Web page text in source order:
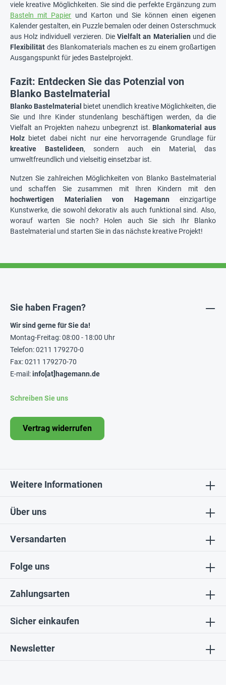
viele kreative Möglichkeiten. Sie sind die perfekte Ergänzung zum
Basteln mit Papier und Karton und Sie können einen eigenen
Kalender gestalten, ein Puzzle bemalen oder deinen Osterschmuck
aus Holz individuell verzieren. DieVielfalt an Materialien und die
Flexibilität des Blankomaterials machen es zu einem großartigen
Ausgangspunkt für jedes Bastelprojekt.
Fazit: Entdecken Sie das Potenzial von
Blanko Bastelmaterial
Blanko Bastelmaterial
bietet unendlich kreative Möglichkeiten, die
Sie und Ihre Kinder stundenlang beschäftigen werden, da die
Vielfalt an Projekten nahezu unbegrenzt ist. Blankomaterial aus
Holz bietet dabei nicht nur eine hervorragende Grundlage für
kreative Bastelideen, sondern auch ein Material, das
umweltfreundlich und vielseitig einsetzbar ist.
Nutzen Sie zahlreichen Möglichkeiten von Blanko Bastelmaterial
und schaffen Sie zusammen mit Ihren Kindern mit den
hochwertigen Materialien von Hagemann einzigartige
Kunstwerke, die sowohl dekorativ als auch funktional sind. Also,
worauf warten Sie noch? Holen auch Sie sich Ihr Blanko
Bastelmaterial und starten Sie in das nächste kreative Projekt!
Folge uns
Sicher einkaufen
Über uns
Newsletter
Sie haben Fragen?
Wir sind gerne für Sie da!
Montag-Freitag: 08:00 - 18:00 Uhr
Telefon: 0211 179270-0
Fax: 0211 179270-70
E-mail:info[at]hagemann.de
Schreiben Sie uns
Vertrag widerrufen
Weitere Informationen
Zahlungsarten
Versandarten